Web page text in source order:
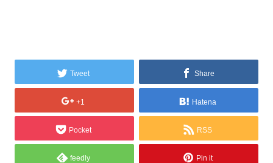
Tweet Share
+1 Hatena
Pocket RSS
feedly Pin it